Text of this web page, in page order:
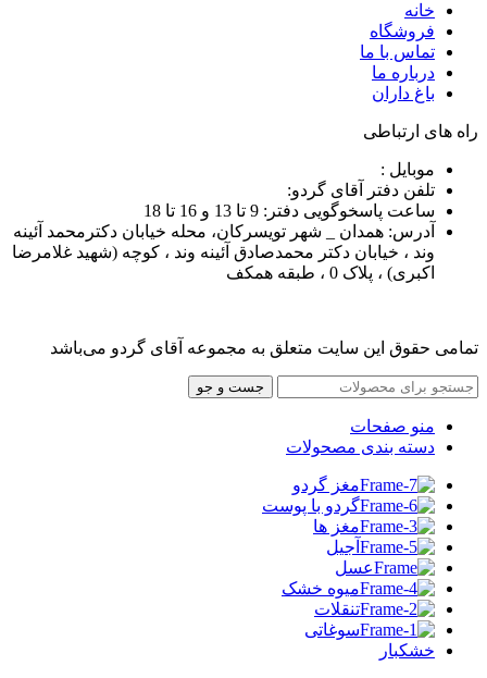
خانه
فروشگاه
تماس با ما
درباره ما
باغ داران
راه های ارتباطی
موبایل :
تلفن دفتر آقای گردو:
ساعت پاسخوگویی دفتر: 9 تا 13 و 16 تا 18
آدرس: همدان _ شهر تویسرکان، محله خیابان دکترمحمد آئینه
وند ، خیابان دکتر محمدصادق آئینه وند ، کوچه (شهید غلامرضا
اکبری) ، پلاک 0 ، طبقه همکف
تمامی حقوق این سایت متعلق به مجموعه آقای گردو می‌باشد
جست و جو
منو صفحات
دسته بندی مصحولات
مغز گردو
گردو با پوست
مغز ها
آجیل
عسل
میوه خشک
تنقلات
سوغاتی
خشکبار